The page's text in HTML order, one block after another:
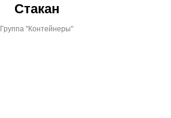
Стакан
Группа "Контейнеры"